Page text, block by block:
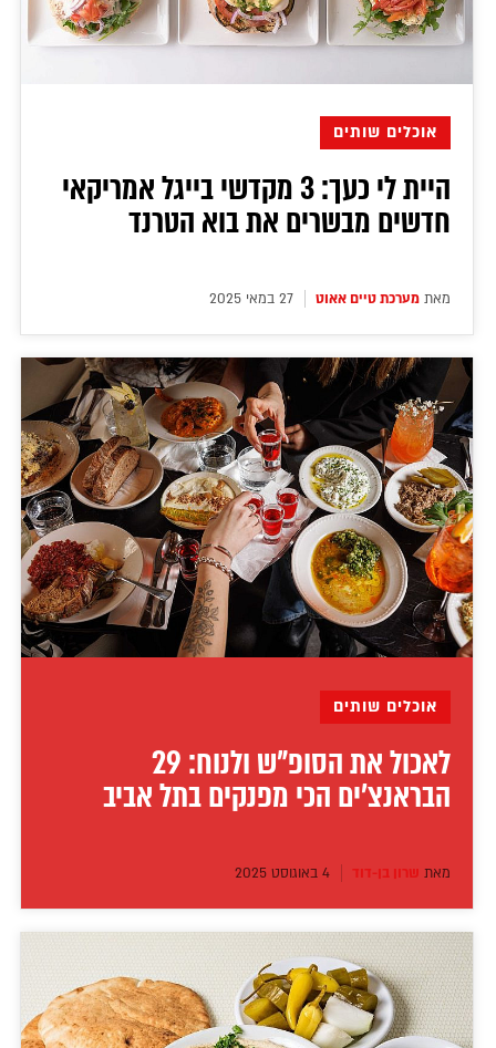
דירה להכיר
© יובל סיגלר תקשורת בע"מ 2026
אוכלים שותים
היית לי כעך: 3 מקדשי בייגל אמריקאי
חדשים מבשרים את בוא הטרנד
מאת מערכת טיים אאוט 27 במאי 2025
אוכלים שותים
לאכול את הסופ"ש ולנוח: 29
הבראנצ'ים הכי מפנקים בתל אביב
מאת שרון בן-דוד 4 באוגוסט 2025